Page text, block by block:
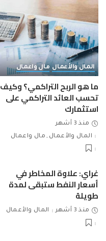
المال والأعمال مال واعمال
ما هو الربح التراكمي؟ وكيف
تحسب العائد التراكمي على
استثمارك
منذ 3 أشهر
المال والأعمال
مال واعمال
غراي: علاوة المخاطر في
أسعار النفط ستبقى لمدة
طويلة
منذ 3 أشهر المال والأعمال